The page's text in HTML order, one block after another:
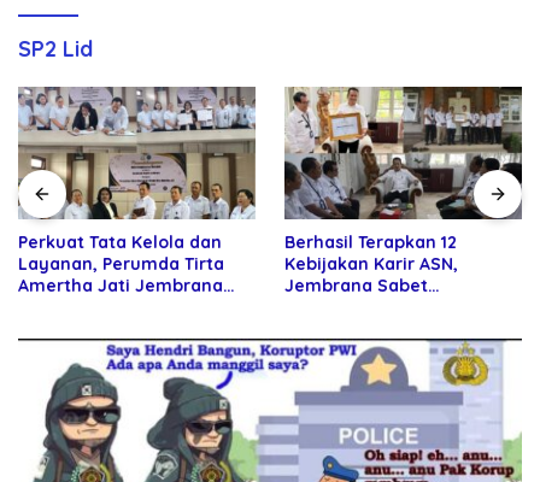
SP2 Lid
Perkuat Tata Kelola dan
Layanan, Perumda Tirta
Amertha Jati Jembrana
Berhasil Terapkan 12
Kebijakan Karir ASN,
Jembrana Sabet